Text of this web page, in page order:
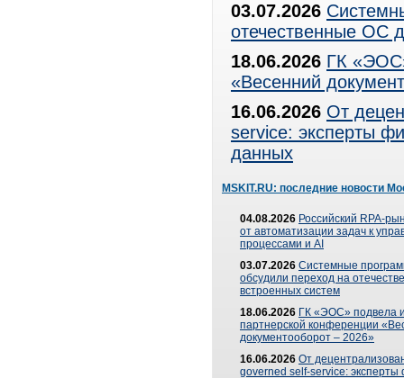
03.07.2026
отечественные ОС
18.06.2026 ГК
«Весенний
16.06.2026 От
service: эксперты
данных
MSKIT.RU: последние новости
04.08.2026 Российский RPA-
от автоматизации задач к
процессами и AI
03.07.2026 Системные
обсудили переход на
встроенных систем
18.06.2026 ГК «ЭОС» подвела
партнерской конференции
документооборот – 2026»
16.06.2026 От
governed self-service: эксперты